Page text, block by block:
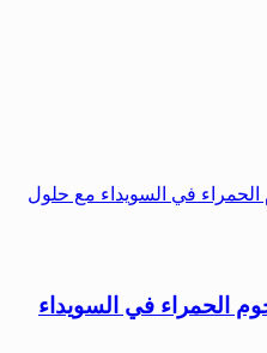
الحمراء في السويداء